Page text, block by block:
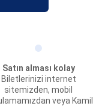
Satın alması kolay
Biletlerinizi internet
sitemizden, mobil
veya Kamil